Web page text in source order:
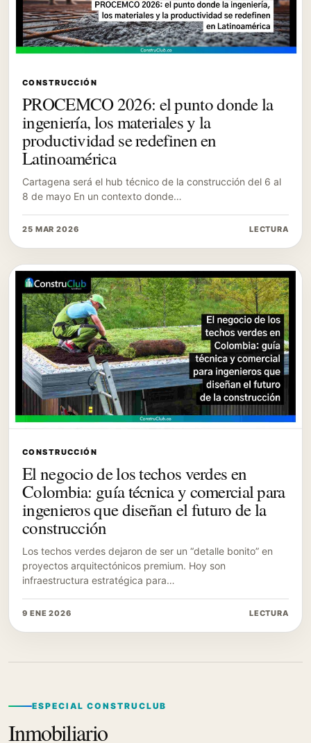
CONSTRUCCIÓN
PROCEMCO 2026: el punto donde la
ingeniería, los materiales y la
productividad se redefinen en
Latinoamérica
Cartagena será el hub técnico de la construcción del 6 al
8 de mayo En un contexto donde…
25 MAR 2026 LECTURA
CONSTRUCCIÓN
El negocio de los techos verdes en
Colombia: guía técnica y comercial para
ingenieros que diseñan el futuro de la
construcción
Los techos verdes dejaron de ser un “detalle bonito” en
proyectos arquitectónicos premium. Hoy son
infraestructura estratégica para…
9 ENE 2026 LECTURA
ESPECIAL CONSTRUCLUB
Inmobiliario